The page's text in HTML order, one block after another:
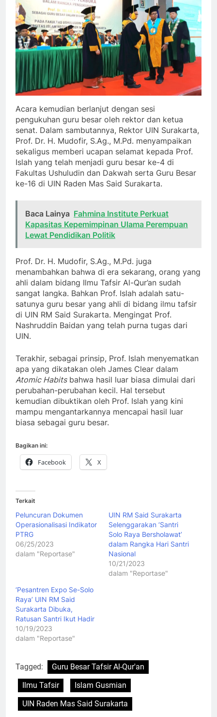
Acara kemudian berlanjut dengan sesi
pengukuhan guru besar oleh rektor dan ketua
senat. Dalam sambutannya, Rektor UIN Surakarta,
Prof. Dr. H. Mudofir, S.Ag., M.Pd. menyampaikan
sekaligus memberi ucapan selamat kepada Prof.
Islah yang telah menjadi guru besar ke-4 di
Fakultas Ushuludin dan Dakwah serta Guru Besar
ke-16 di UIN Raden Mas Said Surakarta.
Baca Lainya Fahmina Institute Perkuat
Kapasitas Kepemimpinan Ulama Perempuan
Lewat Pendidikan Politik
Prof. Dr. H. Mudofir, S.Ag., M.Pd. juga
menambahkan bahwa di era sekarang, orang yang
ahli dalam bidang Ilmu Tafsir Al-Qur’an sudah
sangat langka. Bahkan Prof. Islah adalah satu-
satunya guru besar yang ahli di bidang ilmu tafsir
di UIN RM Said Surakarta. Mengingat Prof.
Nashruddin Baidan yang telah purna tugas dari
UIN.
Terakhir, sebagai prinsip, Prof. Islah menyematkan
apa yang dikatakan oleh James Clear dalam
Atomic Habitsbahwa hasil luar biasa dimulai dari
perubahan-perubahan kecil. Hal tersebut
kemudian dibuktikan oleh Prof. Islah yang kini
mampu mengantarkannya mencapai hasil luar
biasa sebagai guru besar.
Bagikan ini:
Facebook X
Terkait
Peluncuran Dokumen
Operasionalisasi Indikator
PTRG
06/25/2023
dalam "Reportase"
UIN RM Said Surakarta
Selenggarakan ‘Santri
Solo Raya Bersholawat’
dalam Rangka Hari Santri
Nasional
10/21/2023
dalam "Reportase"
‘Pesantren Expo Se-Solo
Raya’ UIN RM Said
Surakarta Dibuka,
Ratusan Santri Ikut Hadir
10/19/2023
dalam "Reportase"
Tagged:
Guru Besar Tafsir Al-Qur'an
Ilmu Tafsir
Islam Gusmian
UIN Raden Mas Said Surakarta